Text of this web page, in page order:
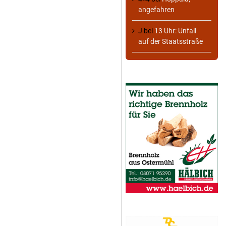
angefahren
J bei 13 Uhr: Unfall
auf der Staatsstraße